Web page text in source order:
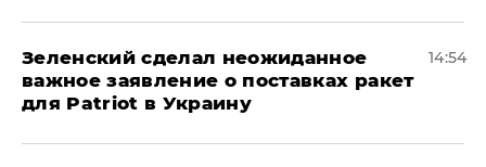
Зеленский сделал неожиданное
важное заявление о поставках ракет
для Patriot в Украину
14:54